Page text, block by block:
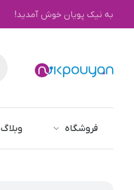
به نیک پویان خوش آمدید!
فروشگاه وبلاگ